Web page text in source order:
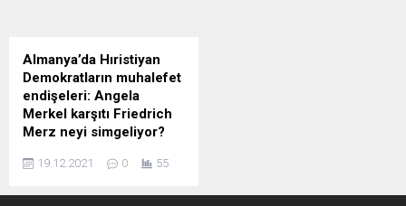
Almanya’da Hıristiyan
Demokratların muhalefet
endişeleri: Angela
Merkel karşıtı Friedrich
Merz neyi simgeliyor?
(CDU) partisinin tabanının
19.12.2021 0 55